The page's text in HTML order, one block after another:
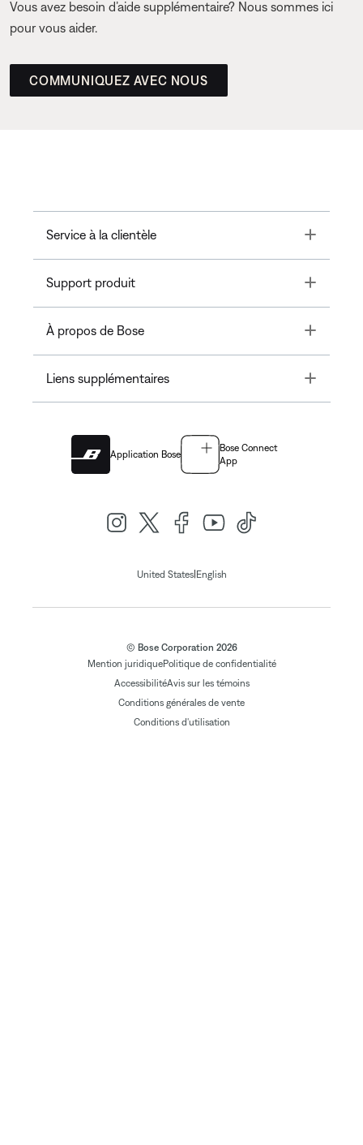
Vous avez besoin d’aide supplémentaire? Nous sommes ici
pour vous aider.
COMMUNIQUEZ AVEC NOUS
Service à la clientèle Toggle
Support produit Toggle
À propos de Bose Toggle
Liens supplémentaires Toggle
Application Bose
Bose Connect
App
United States| English
© Bose Corporation 2026
Mention juridiquePolitique de confidentialité
AccessibilitéAvis sur les témoins
Conditions générales de vente
Conditions d'utilisation